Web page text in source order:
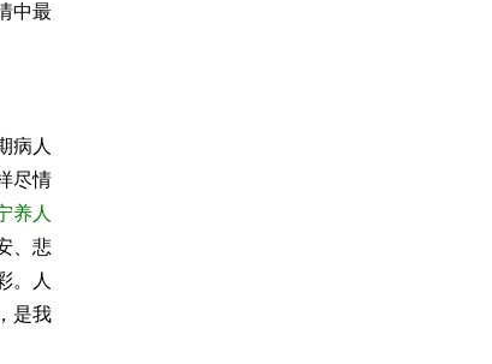
中最
病人
尽情
养人
、悲
。人
是我